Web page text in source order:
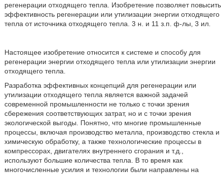
регенерации отходящего тепла. Изобретение позволяет повысить
эффективность регенерации или утилизации энергии отходящего
тепла от источника отходящего тепла. 3 н. и 11 з.п. ф-лы, 3 ил.
Настоящее изобретение относится к системе и способу для
регенерации энергии отходящего тепла или утилизации энергии
отходящего тепла.
Разработка эффективных концепций для регенерации или
утилизации отходящего тепла является важной задачей
современной промышленности не только с точки зрения
сбережения соответствующих затрат, но и с точки зрения
экологической выгоды. Понятно, что многие промышленные
процессы, включая производство металла, производство стекла и
химическую обработку, а также технологические процессы в
компрессорах, двигателях внутреннего сгорания и т.д.,
используют большие количества тепла. В то время как
многочисленные усилия и технологии были направлены на